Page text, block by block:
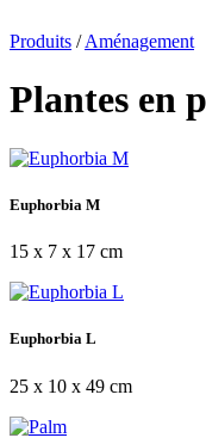
Produits /Aménagement
Plantes en
Euphorbia M
15 x 7 x 17 cm
Euphorbia L
25 x 10 x 49 cm